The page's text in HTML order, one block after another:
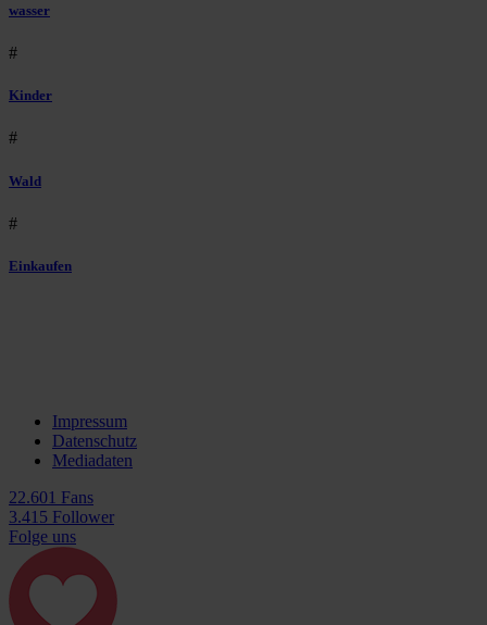
wasser
#
Kinder
#
Wald
#
Einkaufen
Impressum
Datenschutz
Mediadaten
22.601 Fans
3.415 Follower
Folge uns